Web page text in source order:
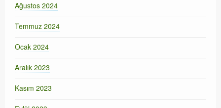
Ağustos 2024
Temmuz 2024
Ocak 2024
Aralık 2023
Kasım 2023